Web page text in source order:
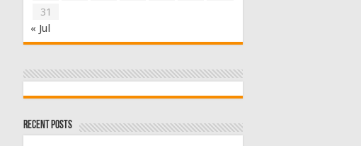
31
« Jul
Recent Posts